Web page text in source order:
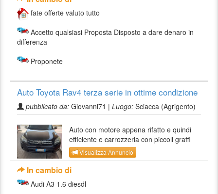
fate offerte valuto tutto
Accetto qualsiasi Proposta Disposto a dare denaro in
differenza
Proponete
Auto Toyota Rav4 terza serie in ottime condizione
pubblicato da: Giovanni71 | Luogo: Sciacca (Agrigento)
Auto con motore appena rifatto e quindi
efficiente e carrozzeria con piccoli graffi
Visualizza Annuncio
In cambio di
Audi A3 1.6 diesdl